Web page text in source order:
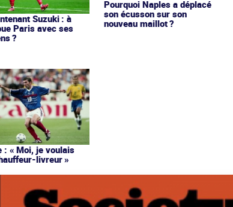
Suzuki : à
Paris avec ses
?
Pourquoi Naples a déplacé
son écusson sur son
nouveau maillot ?
: « Moi, je voulais
livreur »